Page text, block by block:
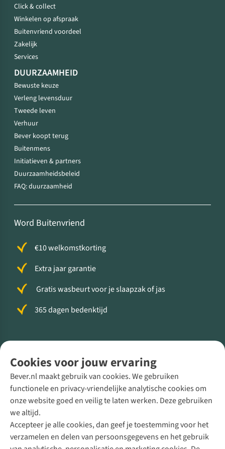
Cookies voor jouw ervaring
Bever.nl maakt gebruik van cookies. We gebruiken
functionele en privacy-vriendelijke analytische cookies om
onze website goed en veilig te laten werken. Deze gebruiken
we altijd.
Accepteer je alle cookies, dan geef je toestemming voor het
verzamelen en delen van persoonsgegevens en het gebruik
Click & collect
Winkelen op afspraak
Buitenvriend voordeel
Zakelijk
Services
DUURZAAMHEID
Bewuste keuze
Verleng levensduur
Tweede leven
Verhuur
Bever koopt terug
Buitenmens
Initiatieven & partners
Duurzaamheidsbeleid
FAQ: duurzaamheid
Word Buitenvriend
€10 welkomstkorting
Extra jaar garantie
Gratis wasbeurt voor je slaapzak of jas
365 dagen bedenktijd
Direct advies van een Buitenexpert
+31 (0)85 888 50 88
+31 6 12 28 49 80